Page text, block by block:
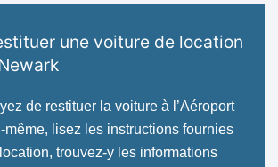
une voiture de location
de restituer la voiture à l’Aéroport
même, lisez les instructions fournies
trouvez-y les informations